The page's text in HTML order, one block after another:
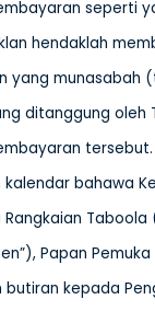
seperti
hendaklah
yang munasabah
ditanggung oleh
bahawa
Rangkaian
Papan
butiran kepada